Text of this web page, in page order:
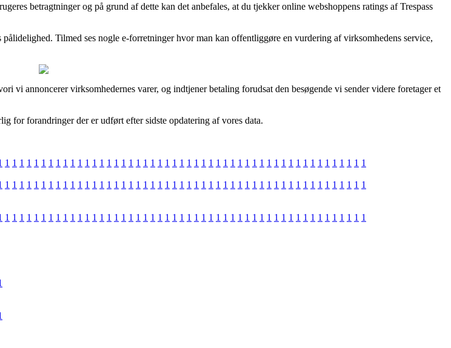
betragtninger og på grund af dette kan det anbefales, at du tjekker online webshoppens ratings af Trespass
Tilmed ses nogle e-forretninger hvor man kan offentliggøre en vurdering af virksomhedens service,
vi annoncerer virksomhedernes varer, og indtjener betaling forudsat den besøgende vi sender videre foretager et
for forandringer der er udført efter sidste opdatering af vores data.
1 1 1 1 1 1 1 1 1 1 1 1 1 1 1 1 1 1 1 1 1 1 1 1 1 1 1 1 1 1 1 1 1 1 1 1 1 1 1 1 1 1 1 1 1 1 1 1 1 1
1 1 1 1 1 1 1 1 1 1 1 1 1 1 1 1 1 1 1 1 1 1 1 1 1 1 1 1 1 1 1 1 1 1 1 1 1 1 1 1 1 1 1 1 1 1 1 1 1 1
1 1 1 1 1 1 1 1 1 1 1 1 1 1 1 1 1 1 1 1 1 1 1 1 1 1 1 1 1 1 1 1 1 1 1 1 1 1 1 1 1 1 1 1 1 1 1 1 1 1